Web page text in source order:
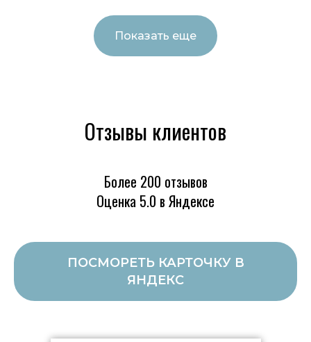
Показать еще
Отзывы клиентов
Более 200 отзывов
Оценка 5.0 в Яндексе
ПОСМОРЕТЬ КАРТОЧКУ В
ЯНДЕКС